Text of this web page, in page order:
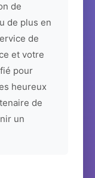
de
de plus en
de
et votre
pour
heureux
de
un